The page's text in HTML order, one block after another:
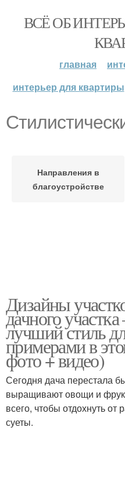
ВСЁ ОБ
главная
интерьер для квартиры
Направления в
благоустройстве
Дизайны
дачного
лучший стиль
примерами в
фото + видео)
Сегодня дача перестала
выращивают овощи и
всего, чтобы отдохнуть от
суеты.